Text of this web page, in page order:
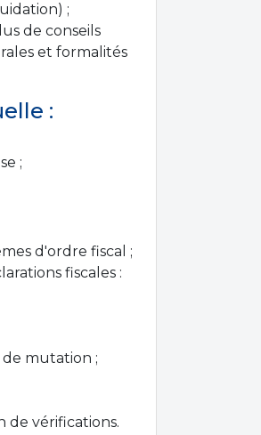
;
de conseils
et formalités
:
;
d'ordre fiscal ;
fiscales :
mutation ;
de vérifications.